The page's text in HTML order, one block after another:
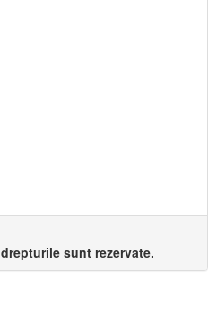
sunt rezervate.